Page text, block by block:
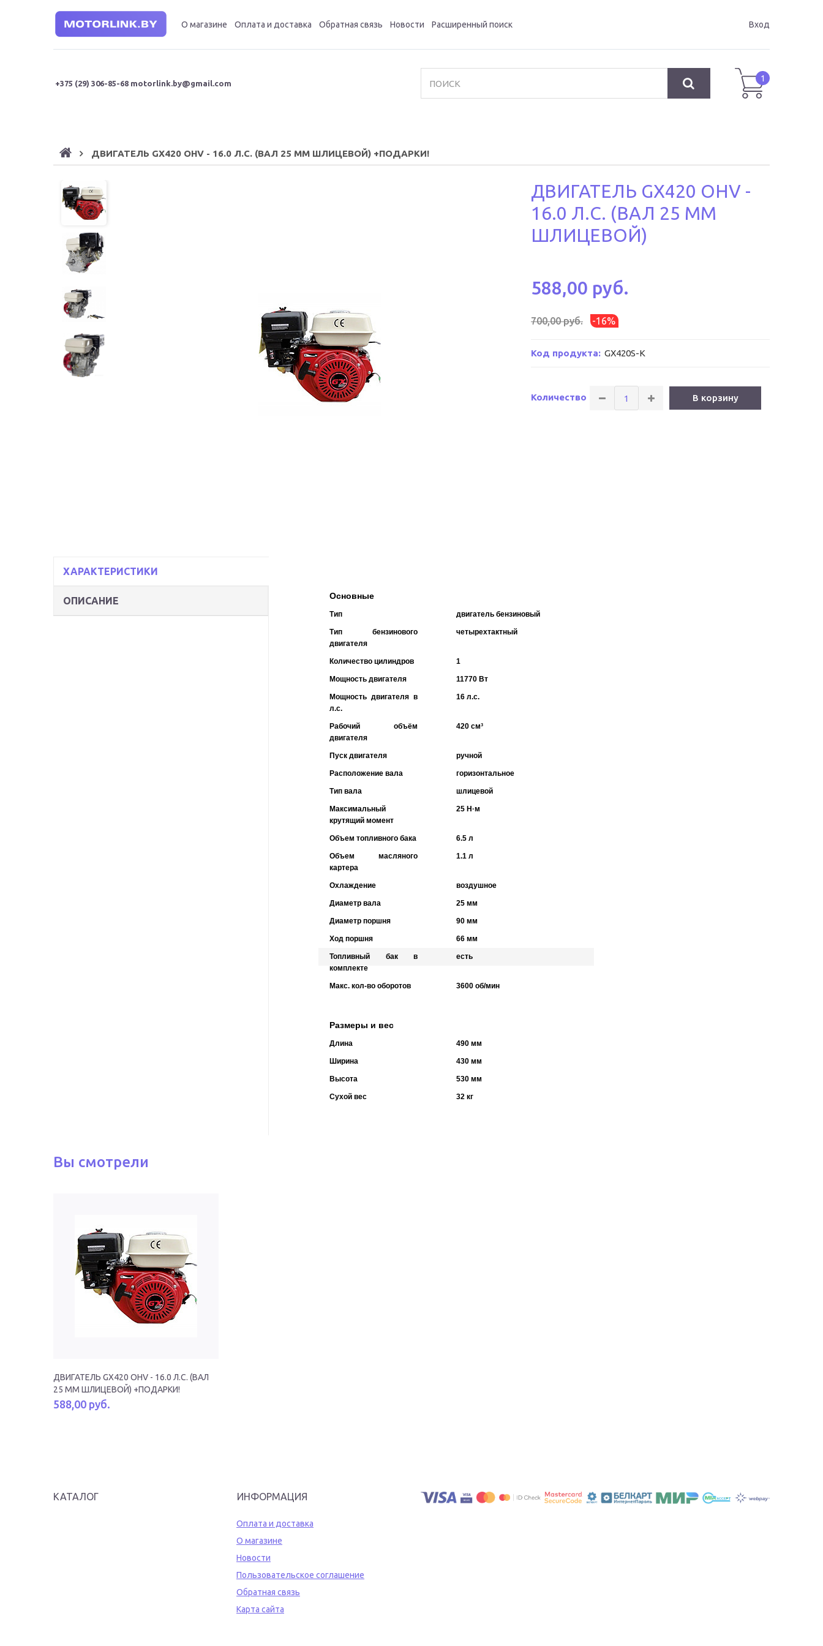
Вход
О магазине Оплата и доставка Обратная связь Новости Расширенный поиск
+375 (29) 306-85-68 motorlink.by@gmail.com 1
ДВИГАТЕЛЬ GX420 OHV - 16.0 Л.С. (ВАЛ 25 ММ ШЛИЦЕВОЙ) +ПОДАРКИ!
ДВИГАТЕЛЬ GX420 OHV -
16.0 Л.С. (ВАЛ 25 ММ
ШЛИЦЕВОЙ)
588,00 руб.
700,00 руб. -16%
Код продукта: GX420S-K
Количество В корзину
ХАРАКТЕРИСТИКИ
ОПИСАНИЕ Основные
Тип двигатель бензиновый
Тип бензинового
двигателя
четырехтактный
Количество цилиндров 1
Мощность двигателя 11770 Вт
Мощность двигателя в
л.с.
16 л.с.
Рабочий объём
двигателя
420 см³
Пуск двигателя ручной
Расположение вала горизонтальное
Тип вала шлицевой
Максимальный
крутящий момент
25 Н·м
Объем топливного бака 6.5 л
Объем масляного
картера
1.1 л
Охлаждение воздушное
Диаметр вала 25 мм
Диаметр поршня 90 мм
Ход поршня 66 мм
Топливный бак в
комплекте
есть
Макс. кол-во оборотов 3600 об/мин
Размеры и вес
Длина 490 мм
Ширина 430 мм
Высота 530 мм
Сухой вес 32 кг
Вы смотрели
ДВИГАТЕЛЬ GX420 OHV - 16.0 Л.С. (ВАЛ
25 ММ ШЛИЦЕВОЙ) +ПОДАРКИ!
588,00 руб.
КАТАЛОГ ИНФОРМАЦИЯ
Оплата и доставка
О магазине
Новости
Пользовательское соглашение
Обратная связь
Карта сайта